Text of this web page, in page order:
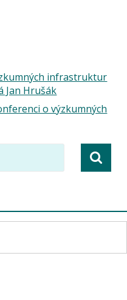
infrastruktur
Jan Hrušák
o výzkumných